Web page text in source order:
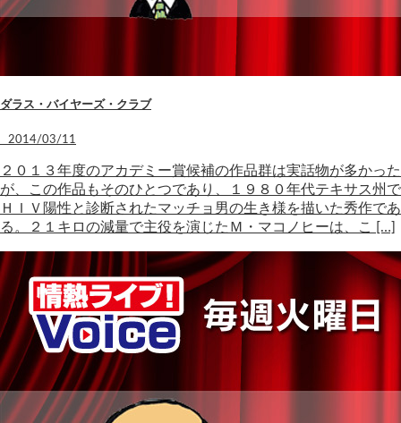
ダラス・バイヤーズ・クラブ
2014/03/11
２０１３年度のアカデミー賞候補の作品群は実話物が多かった
が、この作品もそのひとつであり、１９８０年代テキサス州で
ＨＩＶ陽性と診断されたマッチョ男の生き様を描いた秀作であ
る。２１キロの減量で主役を演じたＭ・マコノヒーは、こ […]